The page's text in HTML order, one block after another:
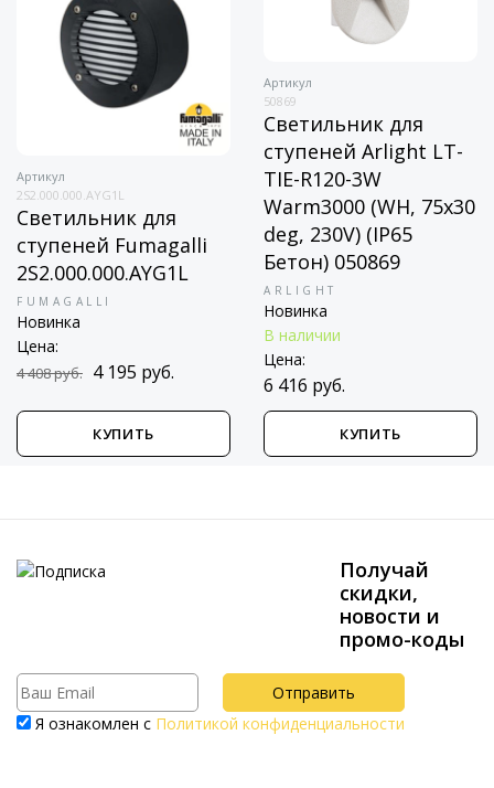
Артикул
2S2.000.000.AYG1L
Светильник для
ступеней Fumagalli
2S2.000.000.AYG1L
FUMAGALLI
Новинка
Цена:
4 408 руб. 4 195 руб.
КУПИТЬ
Артикул
50869
Светильник для
ступеней Arlight LT-
TIE-R120-3W
Warm3000 (WH, 75x30
deg, 230V) (IP65
Бетон) 050869
ARLIGHT
Новинка
В наличии
Цена:
6 416 руб.
КУПИТЬ
Получай
скидки,
новости и
промо-коды
Я ознакомлен с Политикой конфиденциальности